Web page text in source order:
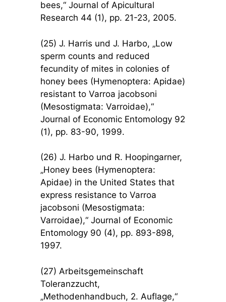
bees,“ Journal of Apicultural
Research 44 (1), pp. 21-23, 2005.
(25) J. Harris und J. Harbo, „Low
sperm counts and reduced
fecundity of mites in colonies of
honey bees (Hymenoptera: Apidae)
resistant to Varroa jacobsoni
(Mesostigmata: Varroidae),“
Journal of Economic Entomology 92
(1), pp. 83-90, 1999.
(26) J. Harbo und R. Hoopingarner,
„Honey bees (Hymenoptera:
Apidae) in the United States that
express resistance to Varroa
jacobsoni (Mesostigmata:
Varroidae),“ Journal of Economic
Entomology 90 (4), pp. 893-898,
1997.
(27) Arbeitsgemeinschaft
Toleranzzucht,
„Methodenhandbuch, 2. Auflage,“